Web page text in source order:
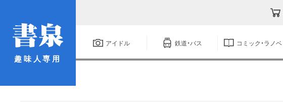
趣味人専用
アイドル 鉄道・バス コミック・ラノベ